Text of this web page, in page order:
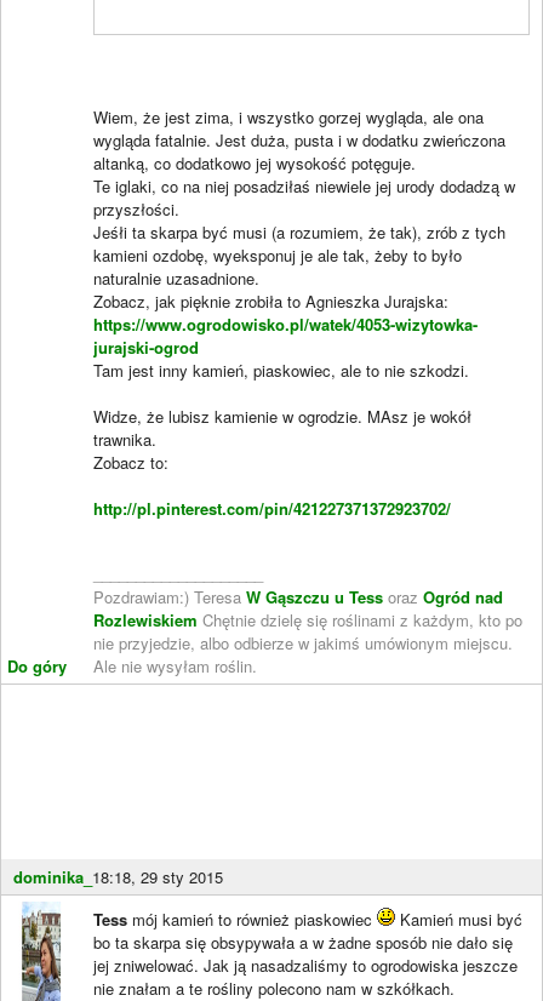
Do góry
Wiem, że jest zima, i wszystko gorzej wygląda, ale ona
wygląda fatalnie. Jest duża, pusta i w dodatku zwieńczona
altanką, co dodatkowo jej wysokość potęguje.
Te iglaki, co na niej posadziłaś niewiele jej urody dodadzą w
przyszłości.
Jeśłi ta skarpa być musi (a rozumiem, że tak), zrób z tych
kamieni ozdobę, wyeksponuj je ale tak, żeby to było
naturalnie uzasadnione.
Zobacz, jak pięknie zrobiła to Agnieszka Jurajska:
https://www.ogrodowisko.pl/watek/4053-wizytowka-
jurajski-ogrod
Tam jest inny kamień, piaskowiec, ale to nie szkodzi.
Widze, że lubisz kamienie w ogrodzie. MAsz je wokół
trawnika.
Zobacz to:
http://pl.pinterest.com/pin/421227371372923702/
Pozdrawiam:) Teresa W Gąszczu u Tess oraz Ogród nad
Rozlewiskiem Chętnie dzielę się roślinami z każdym, kto po
nie przyjedzie, albo odbierze w jakimś umówionym miejscu.
Ale nie wysyłam roślin.
dominika_ 18:18, 29 sty 2015
Tess mój kamień to również piaskowiec
Kamień musi być
bo ta skarpa się obsypywała a w żadne sposób nie dało się
jej zniwelować. Jak ją nasadzaliśmy to ogrodowiska jeszcze
nie znałam a te rośliny polecono nam w szkółkach.